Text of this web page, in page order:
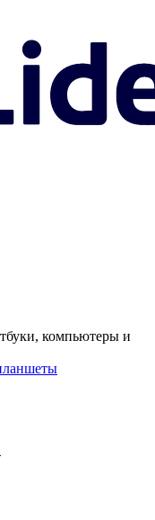
компьютеры и